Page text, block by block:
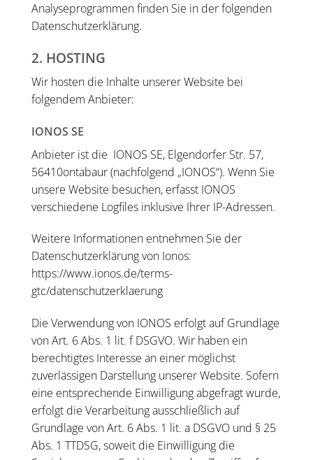
Analyseprogrammen finden Sie in der folgenden
Datenschutzerklärung.
2. HOSTING
Wir hosten die Inhalte unserer Website bei
folgendem Anbieter:
IONOS SE
Anbieter ist die IONOS SE, Elgendorfer Str. 57,
56410ontabaur (nachfolgend „IONOS“). Wenn Sie
unsere Website besuchen, erfasst IONOS
verschiedene Logfiles inklusive Ihrer IP-Adressen.
Weitere Informationen entnehmen Sie der
Datenschutzerklärung von Ionos:
https://www.ionos.de/terms-
gtc/datenschutzerklaerung
Die Verwendung von IONOS erfolgt auf Grundlage
von Art. 6 Abs. 1 lit. f DSGVO. Wir haben ein
berechtigtes Interesse an einer möglichst
zuverlässigen Darstellung unserer Website. Sofern
eine entsprechende Einwilligung abgefragt wurde,
erfolgt die Verarbeitung ausschließlich auf
Grundlage von Art. 6 Abs. 1 lit. a DSGVO und § 25
Abs. 1 TTDSG, soweit die Einwilligung die